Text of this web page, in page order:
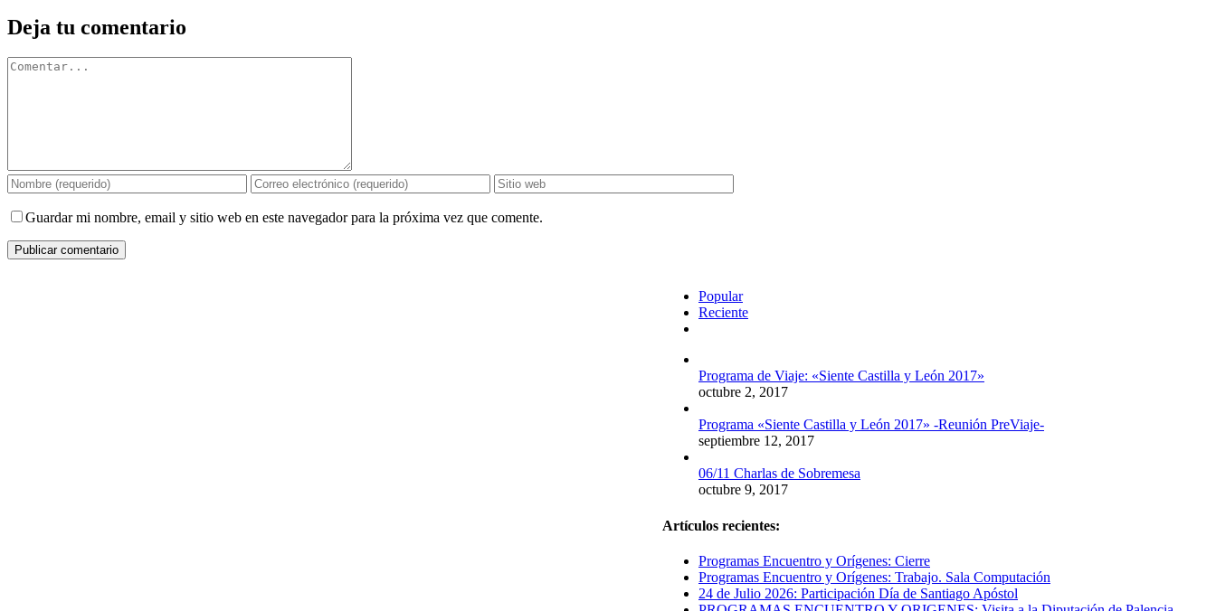
Deja tu comentario
Comentar
Guardar mi nombre, email y sitio web en este navegador para la próxima vez que comente.
Popular
Reciente
Programa de Viaje: «Siente Castilla y León 2017»
octubre 2, 2017
Programa «Siente Castilla y León 2017» -Reunión PreViaje-
septiembre 12, 2017
06/11 Charlas de Sobremesa
octubre 9, 2017
Artículos recientes:
Programas Encuentro y Orígenes: Cierre
Programas Encuentro y Orígenes: Trabajo. Sala Computación
24 de Julio 2026: Participación Día de Santiago Apóstol